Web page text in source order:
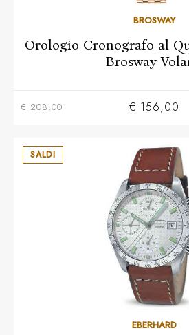
BROSWAY
Orologio Cronografo al
Brosway
€ 208,00 € 156,00
SALDI
EBERHARD